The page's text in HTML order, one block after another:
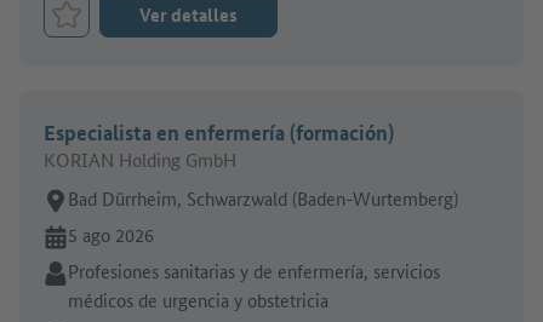
Marcar el trabajo como favorito
Ver detalles
Especialista en enfermería (formación)
KORIAN Holding GmbH
Lugar de trabajo:
Bad Dürrheim, Schwarzwald (Baden-Wurtemberg)
En línea desde:
5 ago 2026
Sector:
Profesiones sanitarias y de enfermería, servicios
médicos de urgencia y obstetricia